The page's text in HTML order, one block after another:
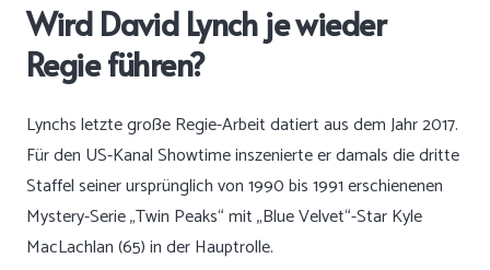
Wird David Lynch je wieder
Regie führen?
Lynchs letzte große Regie-Arbeit datiert aus dem Jahr 2017.
Für den US-Kanal Showtime inszenierte er damals die dritte
Staffel seiner ursprünglich von 1990 bis 1991 erschienenen
Mystery-Serie „Twin Peaks“ mit „Blue Velvet“-Star Kyle
MacLachlan (65) in der Hauptrolle.